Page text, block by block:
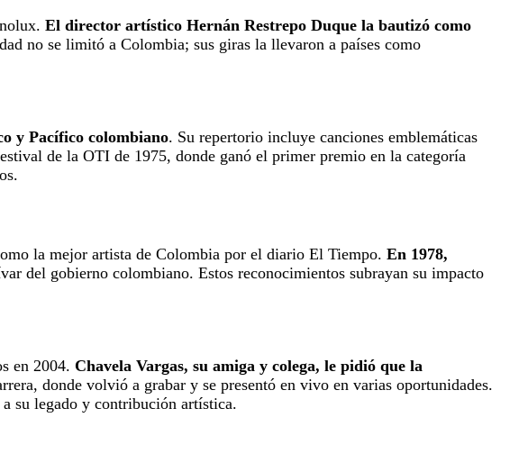
El director artístico Hernán Restrepo Duque la bautizó como
no se limitó a Colombia; sus giras la llevaron a países como
y Pacífico colombiano. Su repertorio incluye canciones emblemáticas
de la OTI de 1975, donde ganó el primer premio en la categoría
la mejor artista de Colombia por el diario El Tiempo. En 1978,
del gobierno colombiano. Estos reconocimientos subrayan su impacto
en 2004. Chavela Vargas, su amiga y colega, le pidió que la
donde volvió a grabar y se presentó en vivo en varias oportunidades.
su legado y contribución artística.